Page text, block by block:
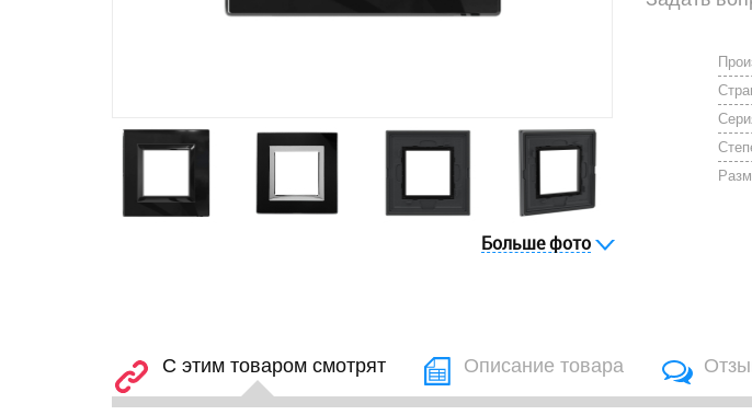
Больше фото
С этим товаром смотрят Описание товара